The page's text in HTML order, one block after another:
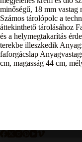
minőségű, 18 mm vastag
Számos tárolópolc a
áttekinthető tárolásához
és a helymegtakarítás
terekbe illeszkedik
faforgácslap
cm, magasság 44 cm,